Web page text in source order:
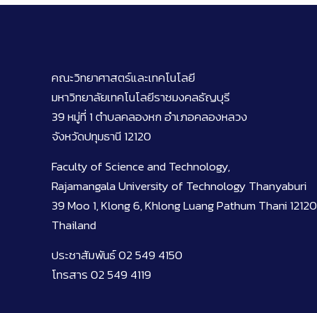
คณะวิทยาศาสตร์และเทคโนโลยี
มหาวิทยาลัยเทคโนโลยีราชมงคลธัญบุรี
39 หมู่ที่ 1 ตำบลคลองหก อำเภอคลองหลวง
จังหวัดปทุมธานี 12120
Faculty of Science and Technology,
Rajamangala University of Technology Thanyaburi
39 Moo 1, Klong 6, Khlong Luang Pathum Thani 12120
Thailand
ประชาสัมพันธ์ 02 549 4150
โทรสาร 02 549 4119